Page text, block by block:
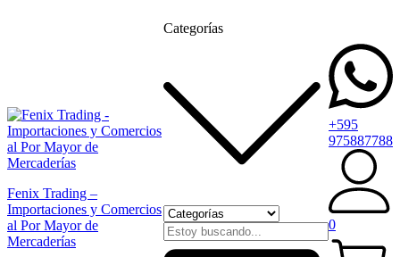
Fenix Trading –
Importaciones y Comercios
al Por Mayor de
Mercaderías
Categorías
+595
975887788
0